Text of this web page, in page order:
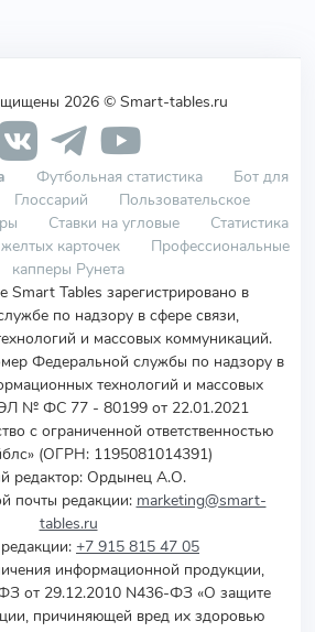
2026 © Smart-tables.ru
Футбольная статистика
Бот для
Глоссарий
Пользовательское
Ставки на угловые
Статистика
карточек
Профессиональные
капперы Рунета
Smart Tables зарегистрировано в
по надзору в сфере связи,
и массовых коммуникаций.
Федеральной службы по надзору в
технологий и массовых
№ ФС 77 - 80199 от 22.01.2021
с ограниченной ответственностью
(ОГРН: 1195081014391)
редактор: Ордынец А.О.
почты редакции: marketing@smart-
tables.ru
+7 915 815 47 05
информационной продукции,
от 29.12.2010 N436-ФЗ «О защите
причиняющей вред их здоровью